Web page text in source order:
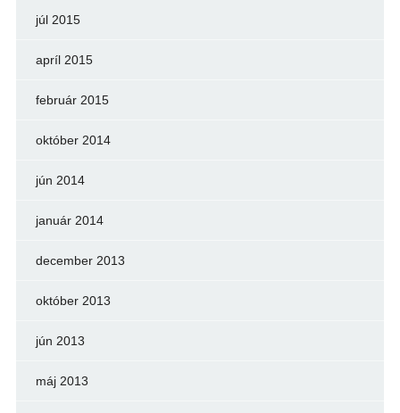
júl 2015
apríl 2015
február 2015
október 2014
jún 2014
január 2014
december 2013
október 2013
jún 2013
máj 2013